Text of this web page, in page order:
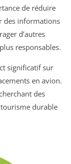
de réduire
des informations
d’autres
responsables.
significatif sur
en avion.
des
durable